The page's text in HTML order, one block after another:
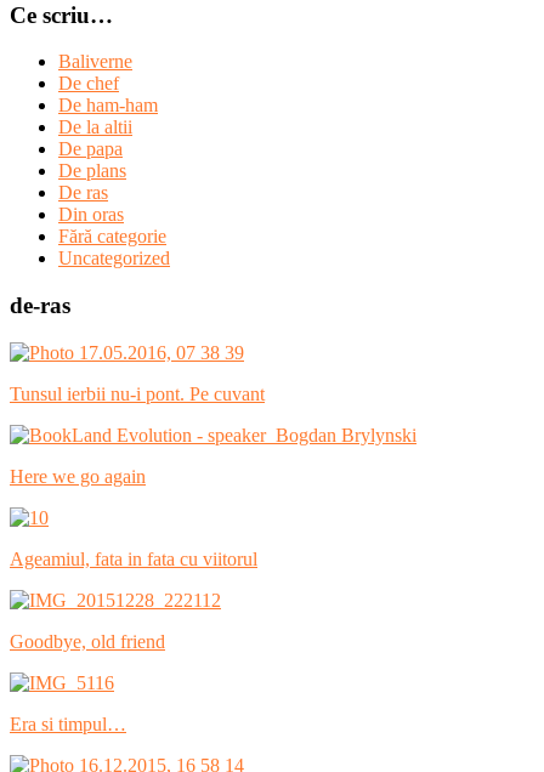
Ce scriu…
Baliverne
De chef
De ham-ham
De la altii
De papa
De plans
De ras
Din oras
Fără categorie
Uncategorized
de-ras
Tunsul ierbii nu-i pont. Pe cuvant
Here we go again
Ageamiul, fata in fata cu viitorul
Goodbye, old friend
Era si timpul…